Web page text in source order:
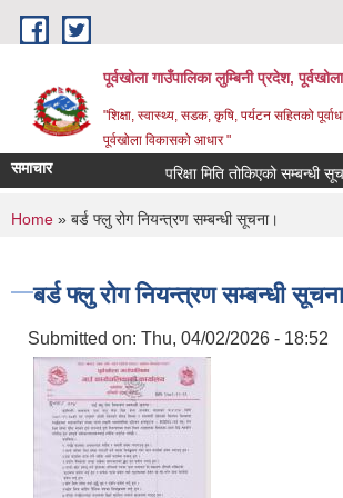
Skip to main content
पूर्वखोला गाउँपालिका लुम्बिनी प्रदेश,
"शिक्षा, स्वास्थ्य, सडक, कृषि, पर्यटन सहितको
पूर्वखोला विकासको आधार "
समाचार परिक्षा मिति तोकिएको सम्बन्धी सूचना ।
You are here
Home » बर्ड फ्लु रोग नियन्त्रण सम्बन्धी सूचना।
बर्ड फ्लु रोग नियन्त्रण सम्बन्धी
Submitted on: Thu, 04/02/2026 - 18:52